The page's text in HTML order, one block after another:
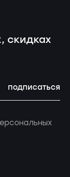
скидках
подписаться